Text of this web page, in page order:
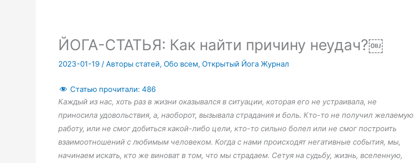
ЙОГА-СТАТЬЯ: Как найти причину неудач?￼
2023-01-19 / Авторы статей, Обо всем, Открытый Йога Журнал
Статью прочитали: 486
Каждый из нас, хоть раз в жизни оказывался в ситуации, которая его не устраивала, не
приносила удовольствия, а, наоборот, вызывала страдания и боль. Кто-то не получил желаемую
работу, или не смог добиться какой-либо цели, кто-то сильно болел или не смог построить
взаимоотношений с любимым человеком. Когда с нами происходят негативные события, мы,
начинаем искать, кто же виноват в том, что мы страдаем. Сетуя на судьбу, жизнь, вселенную,